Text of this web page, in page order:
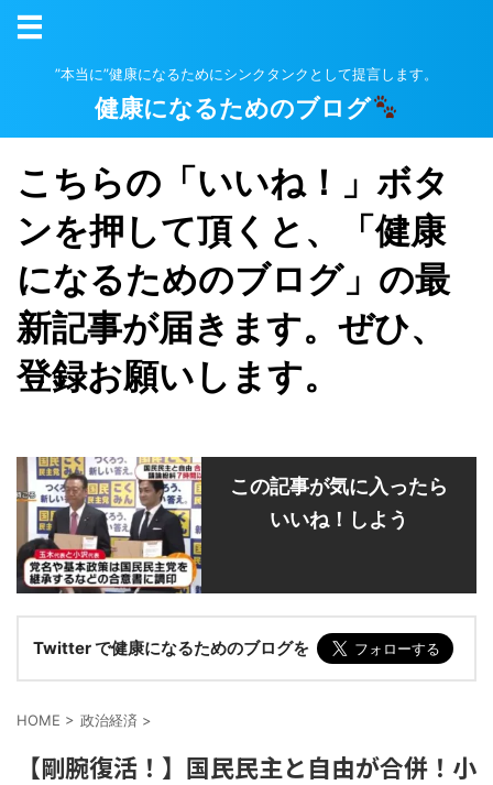
”本当に”健康になるためにシンクタンクとして提言します。
健康になるためのブログ
こちらの「いいね！」ボタ
ンを押して頂くと、「健康
になるためのブログ」の最
新記事が届きます。ぜひ、
登録お願いします。
この記事が気に入ったら
いいね！しよう
Twitter で健康になるためのブログを
HOME > 政治経済 >
【剛腕復活！】国民民主と自由が合併！小